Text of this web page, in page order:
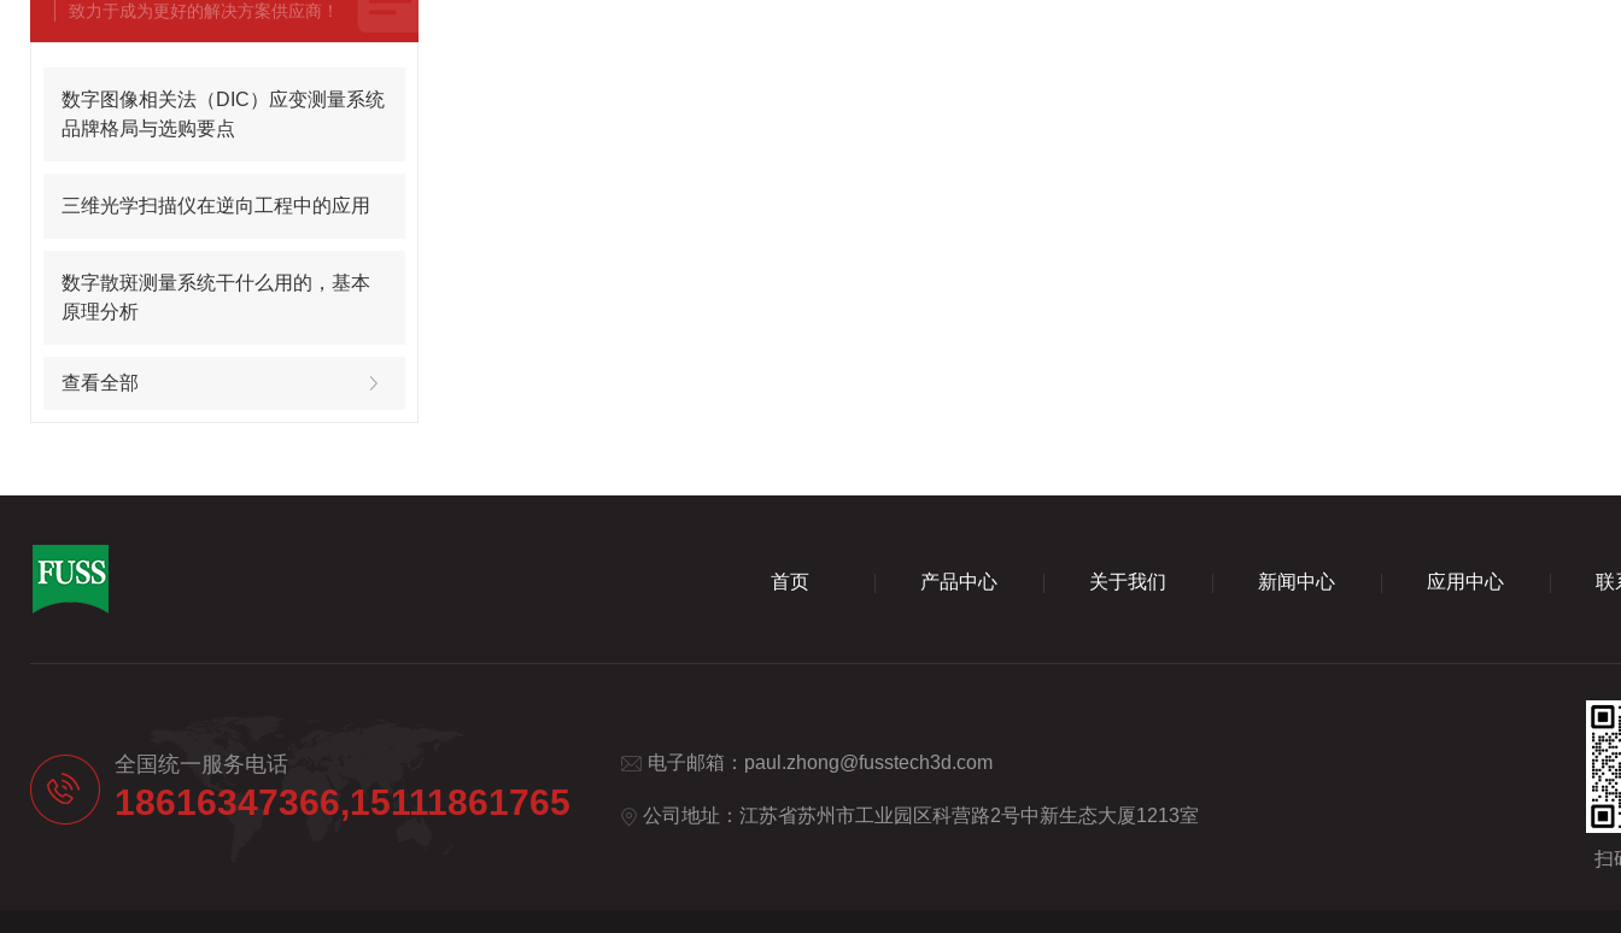
致力于成为更好的解决方案供应商！
数字图像相关法（DIC）应变测量系统
品牌格局与选购要点
三维光学扫描仪在逆向工程中的应用
数字散斑测量系统干什么用的，基本
原理分析
查看全部
首页 产品中心 关于我们 新闻中心 应用中心 联
全国统一服务电话
18616347366,15111861765
电子邮箱： paul.zhong@fusstech3d.com
公司地址：江苏省苏州市工业园区科营路2号中新生态大厦1213室
扫